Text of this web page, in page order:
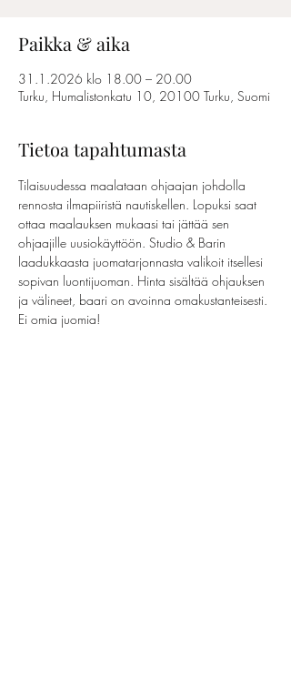
Paikka & aika
31.1.2026 klo 18.00 – 20.00
Turku, Humalistonkatu 10, 20100 Turku, Suomi
Tietoa tapahtumasta
Tilaisuudessa maalataan ohjaajan johdolla
rennosta ilmapiiristä nautiskellen. Lopuksi saat
ottaa maalauksen mukaasi tai jättää sen
ohjaajille uusiokäyttöön. Studio & Barin
laadukkaasta juomatarjonnasta valikoit itsellesi
sopivan luontijuoman. Hinta sisältää ohjauksen
ja välineet, baari on avoinna omakustanteisesti.
Ei omia juomia!